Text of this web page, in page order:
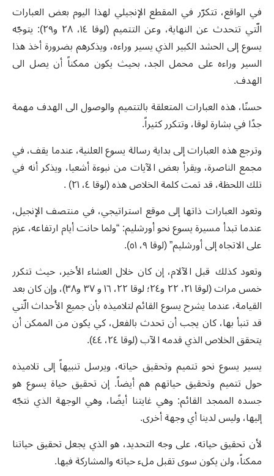
في الواقع، تتكرّر في المقطع الإنجيلي لهذا اليوم بعض العبارات
الّتي تتحدث عن النهاية، وعن التتميم (لوقا ١٤، ٢٨ و٢٩ ): يتوجّه
يسوع إلى الحشد الكبير الذي يسير وراءه، ويذكرهم بضرورة أخذ هذا
السير وراءه على محمل الجد، بحيث يكون ممكناً أن يصل الى
الهدف.
حسنًا، هذه العبارات المتعلقة بالتتميم والوصول الى الهدف مهمة
جدًا في بشارة لوقا، وتتكرر كثيراً.
وترجع هذه العبارات إلى بداية رسالة يسوع العلنية، عندما يقف، في
مجمع الناصرة، ويقرأ بعض الآيات من نبوءة أشعيا، ويذكر أنه في
تلك اللحظة، قد تمت كلمة الخلاص هذه(لوقا ٤، ٢١
) .
وتعود العبارات ذاتها إلى موقع استراتيجي، في منتصف الإنجيل،
عندما تبدأ مسيرة يسوع نحو أورشليم: “ولما حانت أيام ارتفاعه، عزم
على الاتجاه إلى أورشليم” (لوقا ٩، ٥١
).
وتعود كذلك قبل الآلام، إن كان خلال العشاء الأخير، حيث تتكرر
خمس مرات(لوقا ٢١، ٢٢ و٢٤؛ لوقا ٢٢، ١٦ و ٣٧ و٣٨ )، وإن كان بعد
القيامة، عندما يشرح يسوع القائم لتلاميذه بأن جميع الأحداث الّتي
قد تنبأ بها، كان يجب أن تحدث بالفعل، كي يكون من الممكن أن
يتحقق الخلاص الذي قدمه الآب(لوقا ٢٤، ٤٤
).
يسير يسوع نحو تتميم وتحقيق حياته، ويرسل تنبيهاً إلى تلاميذه
حول تتميم وتحقيق حياتهم هم أيضاً.إن تحقيق حياة يسوع هو
جسده الممجد القائم: وهي غايتنا أيضًا، وهي الوجهة الذي نتجّه
إليها، وليس لدينا أي وجهة أخرى.
لأن تحقيق حياته، على وجه التحديد، هو الذي يجعل تحقيق حياتنا
ممكناً، ولن يكون سوى تقبل ملء حياته والمشاركة فيها.